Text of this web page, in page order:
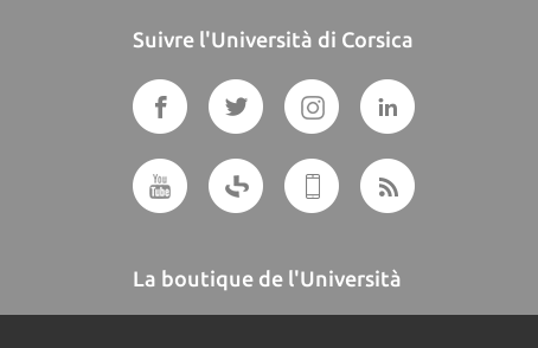
Suivre l'Università di Corsica
La boutique de l'Università